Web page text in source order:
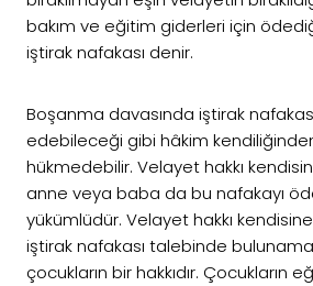
bakım ve eğitim giderleri için
iştirak nafakası denir.
Boşanma davasında iştirak
edebileceği gibi hâkim
hükmedebilir. Velayet hakkı
anne veya baba da bu nafakayı
yükümlüdür. Velayet hakkı
iştirak nafakası talebinde
çocukların bir hakkıdır. Çocukların